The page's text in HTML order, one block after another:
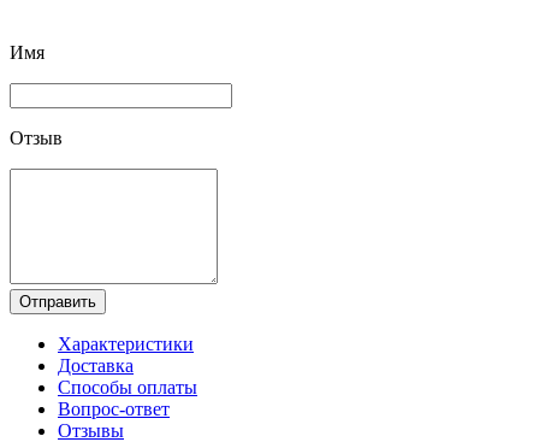
Имя
Отзыв
Отправить
Характеристики
Доставка
Способы оплаты
Вопрос-ответ
Отзывы